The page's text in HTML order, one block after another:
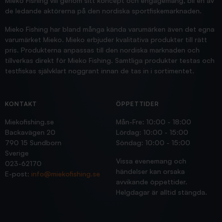
de ledande aktörerna på den nordiska sportfiskemarknaden.
Mieko Fishing har bland många kända varumärken även det egna
varumärket Mieko. Mieko erbjuder kvalitativa produkter till rätt
pris. Produkterna anpassas till den nordiska marknaden och
tillverkas direkt för Mieko Fishing. Samtliga produkter testas och
testfiskas självklart noggrant innan de tas in i sortimentet.
KONTAKT
Miekofishing.se
Backavägen 20
790 15 Sundborn
Sverige
023-62170
E-post: info@miekofishing.se
ÖPPETTIDER
Mån-Fre: 10:00 - 18:00
Lördag: 10:00 - 15:00
Söndag: 10:00 - 15:00
Vissa evenemang och
händelser kan orsaka
avvikande öppettider.
Helgdagar är alltid stängda.